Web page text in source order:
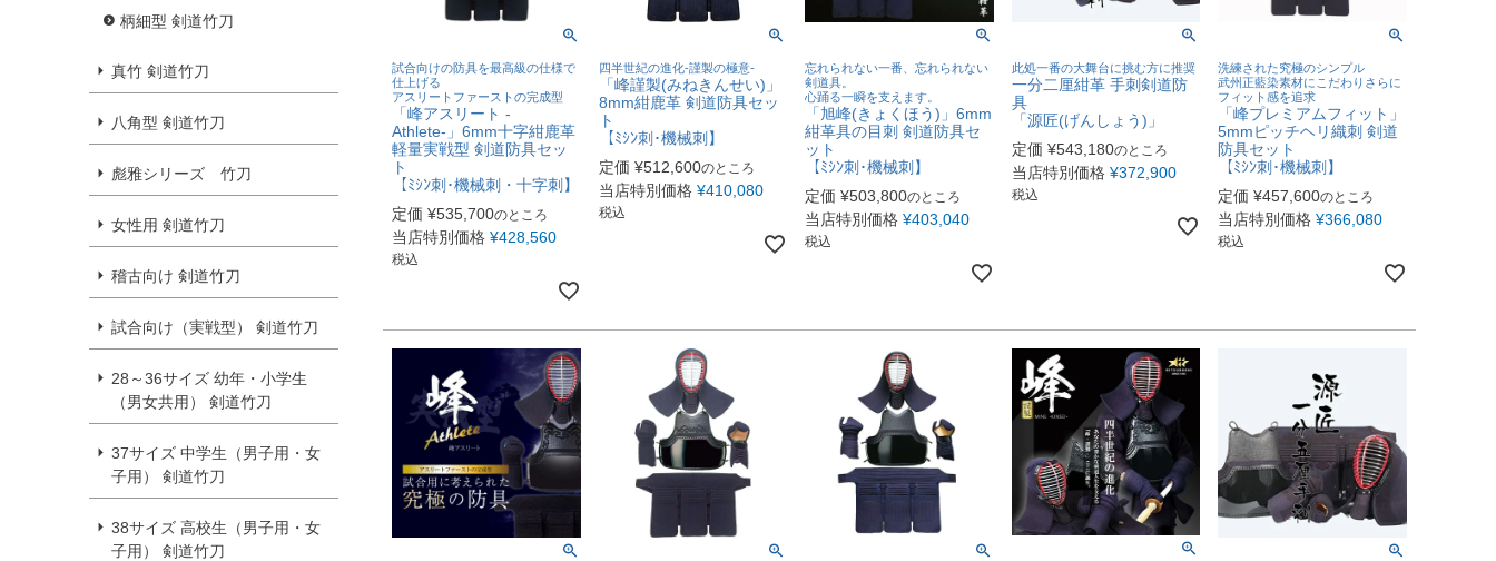
柄細型 剣道竹刀
真竹 剣道竹刀
八角型 剣道竹刀
彪雅シリーズ 竹刀
女性用 剣道竹刀
稽古向け 剣道竹刀
試合向け（実戦型） 剣道竹刀
28～36サイズ 幼年・小学生
（男女共用） 剣道竹刀
37サイズ 中学生（男子用・女
子用） 剣道竹刀
38サイズ 高校生（男子用・女
子用） 剣道竹刀
試合向けの防具を最高級の仕様で
仕上げる
アスリートファーストの完成型
「峰アスリート -
Athlete-」6mm十字紺鹿革
軽量実戦型 剣道防具セッ
ト
【ﾐｼﾝ刺･機械刺・十字刺】
定価 ¥535,700のところ
当店特別価格 ¥428,560
税込
四半世紀の進化-謹製の極意-
「峰謹製(みねきんせい)」
8mm紺鹿革 剣道防具セッ
ト
【ﾐｼﾝ刺･機械刺】
定価 ¥512,600のところ
当店特別価格 ¥410,080
税込
忘れられない一番、忘れられない
剣道具。
心踊る一瞬を支えます。
「旭峰(きょくほう)」6mm
紺革具の目刺 剣道防具セ
ット
【ﾐｼﾝ刺･機械刺】
定価 ¥503,800のところ
当店特別価格 ¥403,040
税込
此処一番の大舞台に挑む方に推奨
一分二厘紺革 手刺剣道防
具
「源匠(げんしょう)」
定価 ¥543,180のところ
当店特別価格 ¥372,900
税込
洗練された究極のシンプル
武州正藍染素材にこだわりさらに
フィット感を追求
「峰プレミアムフィット」
5mmピッチヘリ織刺 剣道
防具セット
【ﾐｼﾝ刺･機械刺】
定価 ¥457,600のところ
当店特別価格 ¥366,080
税込